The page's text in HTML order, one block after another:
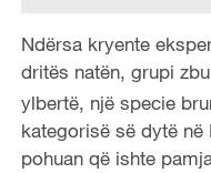
Ndërsa kryente
dritës natën, grupi
ylbertë, një specie
kategorisë së dytë në
pohuan që ishte